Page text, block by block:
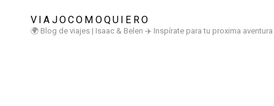
VIAJOCOMOQUIERO
🌍 Blog de viajes | Isaac & Belen ✈️ Inspírate para tu proxima aventura